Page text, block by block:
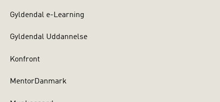
Gyldendal e-Learning
Gyldendal Uddannelse
Konfront
MentorDanmark